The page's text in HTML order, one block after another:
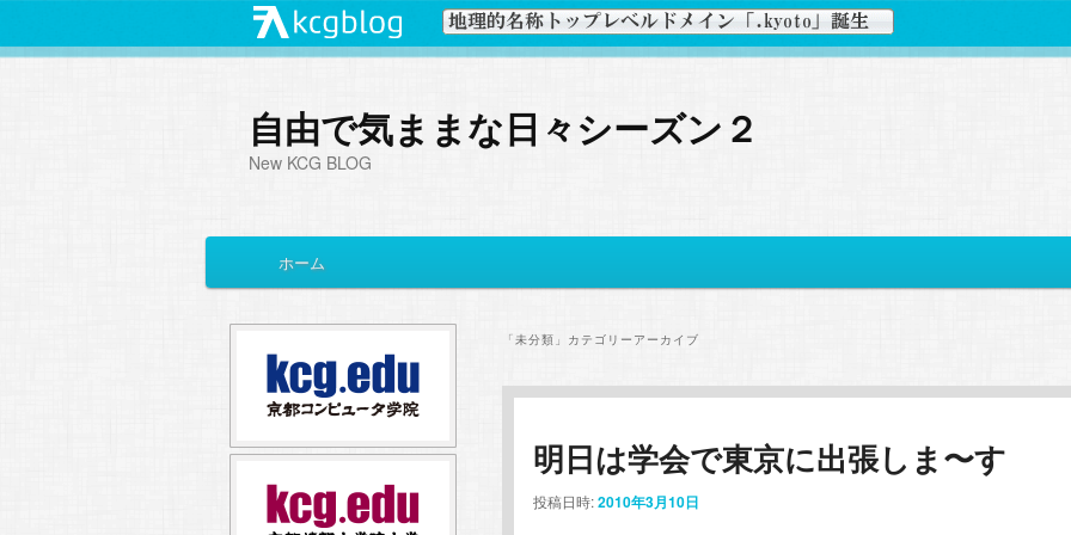
自由で気ままな日々シーズン２
New KCG BLOG
イ
メ
イ
ン
コ
ン
サ
ブ
コ
ン
テ
ホーム
「未分類 」カテゴリーアーカイブ
明日は学会で東京に出張しま〜す
投稿日時:2010年3月10日